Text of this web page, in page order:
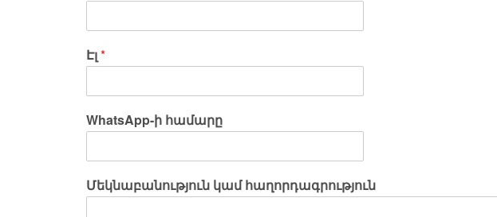
Էլ*
WhatsApp-ի համարը
Մեկնաբանություն կամ հաղորդագրություն